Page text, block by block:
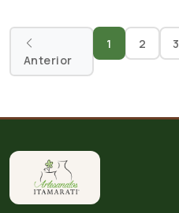
Anterior
1 2 3